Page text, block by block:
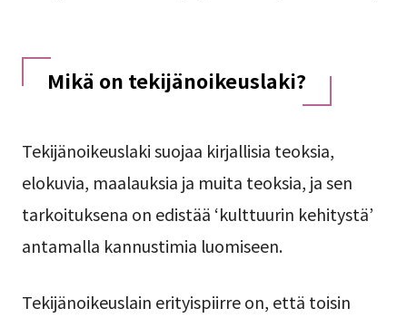
Mikä on tekijänoikeuslaki?
Tekijänoikeuslaki suojaa kirjallisia teoksia,
elokuvia, maalauksia ja muita teoksia, ja sen
tarkoituksena on edistää ‘kulttuurin kehitystä’
antamalla kannustimia luomiseen.
Tekijänoikeuslain erityispiirre on, että toisin